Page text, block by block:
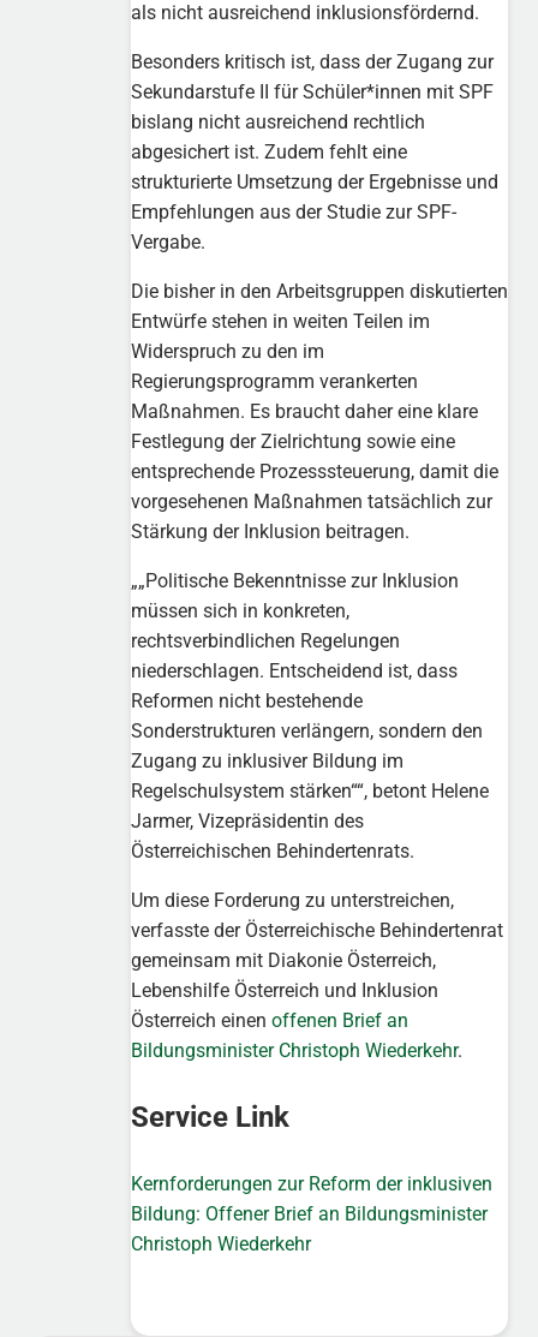
als nicht ausreichend inklusionsfördernd.
Besonders kritisch ist, dass der Zugang zur
Sekundarstufe II für Schüler*innen mit SPF
bislang nicht ausreichend rechtlich
abgesichert ist. Zudem fehlt eine
strukturierte Umsetzung der Ergebnisse und
Empfehlungen aus der Studie zur SPF-
Vergabe.
Die bisher in den Arbeitsgruppen diskutierten
Entwürfe stehen in weiten Teilen im
Widerspruch zu den im
Regierungsprogramm verankerten
Maßnahmen. Es braucht daher eine klare
Festlegung der Zielrichtung sowie eine
entsprechende Prozesssteuerung, damit die
vorgesehenen Maßnahmen tatsächlich zur
Stärkung der Inklusion beitragen.
„ Politische Bekenntnisse zur Inklusion
müssen sich in konkreten,
rechtsverbindlichen Regelungen
niederschlagen. Entscheidend ist, dass
Reformen nicht bestehende
Sonderstrukturen verlängern, sondern den
Zugang zu inklusiver Bildung im
Regelschulsystem stärken “, betont Helene
Jarmer, Vizepräsidentin des
Österreichischen Behindertenrats.
Um diese Forderung zu unterstreichen,
verfasste der Österreichische Behindertenrat
gemeinsam mit Diakonie Österreich,
Lebenshilfe Österreich und Inklusion
Österreich einenoffenen Brief an
Bildungsminister Christoph Wiederkehr.
Service Link
Kernforderungen zur Reform der inklusiven
Bildung: Offener Brief an Bildungsminister
Christoph Wiederkehr